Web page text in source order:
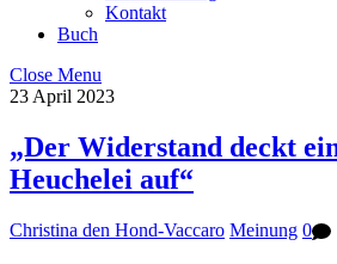
Kontakt
Buch
Close Menu
23 April 2023
„Der Widerstand deckt
Heuchelei auf“
Christina den Hond-Vaccaro Meinung 0